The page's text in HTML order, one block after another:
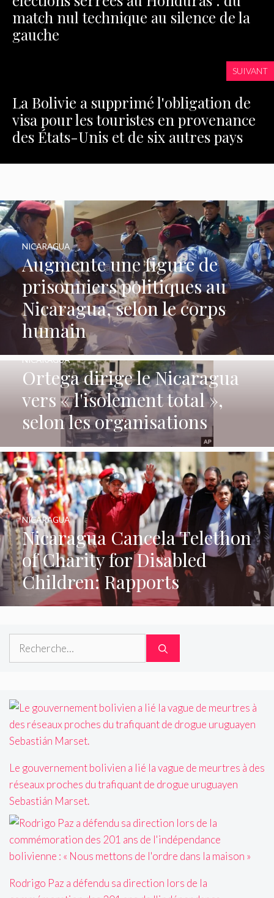
match nul technique au silence de la
gauche
SUIVANT
La Bolivie a supprimé l'obligation de
visa pour les touristes en provenance
des États-Unis et de six autres pays
Augmente une figure de
prisonniers politiques au
Nicaragua, selon le corps
humain
NICARAGUA
Ortega dirige le Nicaragua
vers « l'isolement total »,
selon les organisations
NICARAGUA
Nicaragua Cancela Telethon
of Charity for Disabled
Children: Rapports
NICARAGUA
Rechercher :
Le gouvernement bolivien a lié la vague de meurtres à des
réseaux proches du trafiquant de drogue uruguayen
Sebastián Marset.
Rodrigo Paz a défendu sa direction lors de la